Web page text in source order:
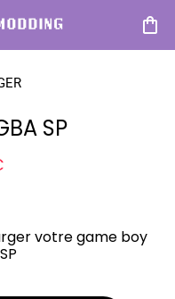
SP
votre game boy